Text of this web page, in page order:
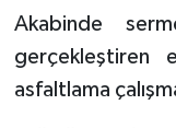
Akabinde
gerçekleştiren
asfaltlama